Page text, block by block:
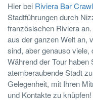
Hier bei Riviera Bar
Stadtführungen durch
französischen Riviera
aus der ganzen Welt an,
sind, aber genauso viele,
Während der Tour
atemberaubende Stadt
Gelegenheit, mit Ihren
und Kontakte zu knüpfen!